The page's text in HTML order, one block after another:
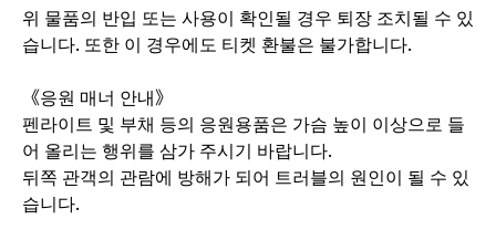
위 물품의 반입 또는 사용이 확인될 경우 퇴장 조치될 수 있
습니다. 또한 이 경우에도 티켓 환불은 불가합니다.
《응원 매너 안내》
펜라이트 및 부채 등의 응원용품은 가슴 높이 이상으로 들
어 올리는 행위를 삼가 주시기 바랍니다.
뒤쪽 관객의 관람에 방해가 되어 트러블의 원인이 될 수 있
습니다.